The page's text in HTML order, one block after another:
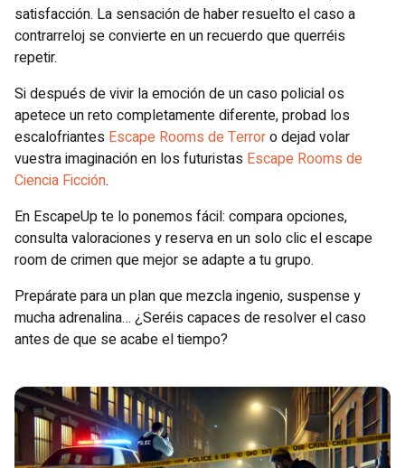
satisfacción. La sensación de haber resuelto el caso a
contrarreloj se convierte en un recuerdo que querréis
repetir.
Si después de vivir la emoción de un caso policial os
apetece un reto completamente diferente, probad los
escalofriantes Escape Rooms de Terroro dejad volar
vuestra imaginación en los futuristas Escape Rooms de
Ciencia Ficción.
En EscapeUp te lo ponemos fácil: compara opciones,
consulta valoraciones y reserva en un solo clic el escape
room de crimen que mejor se adapte a tu grupo.
Prepárate para un plan que mezcla ingenio, suspense y
mucha adrenalina… ¿Seréis capaces de resolver el caso
antes de que se acabe el tiempo?